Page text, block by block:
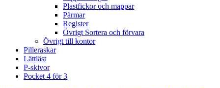
Plastfickor och mappar
Pärmar
Register
Övrigt Sortera och förvara
Övrigt till kontor
Pilleraskar
Lättläst
P-skivor
Pocket 4 för 3